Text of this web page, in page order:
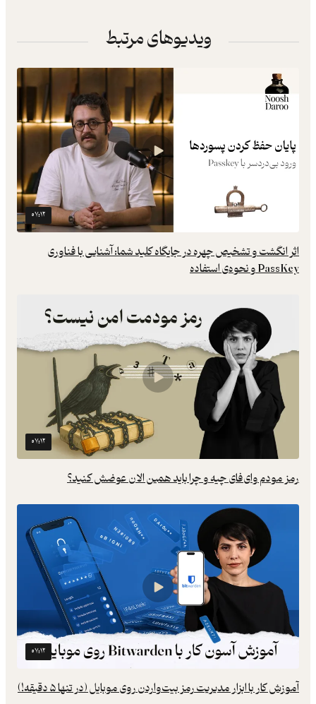
ویدیوهای مرتبط
۰۷:۱۲
اثر انگشت و تشخیص چهره در جایگاه کلید شما: آشنایی با فناوری
PassKey و نحوه‌ی استفاده
۰۷:۱۲
رمز مودم وای‌فای چیه و چرا باید همین الان عوضش کنید؟
۰۷:۱۲
آموزش کار با ابزار مدیریت رمز بیت‌واردن روی موبایل (در تنها ۵ دقیقه!)